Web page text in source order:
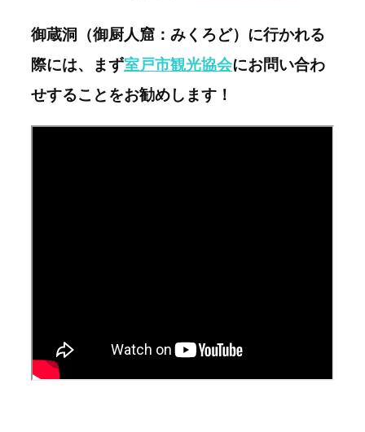
御蔵洞（御厨人窟：みくろど）に行かれる
際には、まず室戸市観光協会にお問い合わ
せすることをお勧めします！